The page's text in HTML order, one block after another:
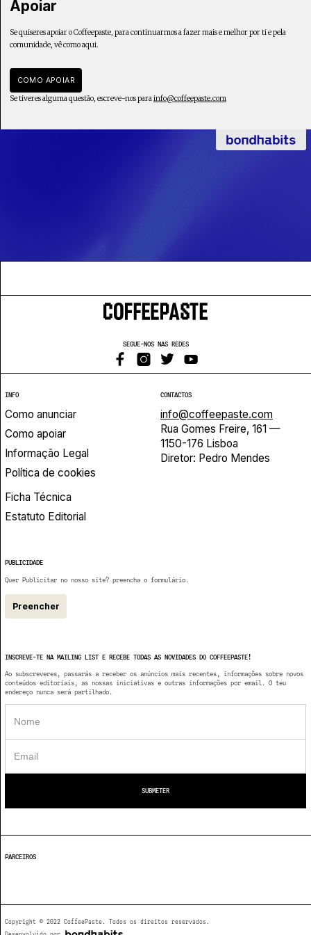
Apoiar
Se quiseres apoiar o Coffeepaste, para continuarmos a fazer mais e melhor por ti e pela
comunidade, vê como aqui.
COMO APOIAR
Se tiveres alguma questão, escreve-nos parainfo@coffeepaste.com
SEGUE-NOS NAS REDES
INFO
Como anunciar
Como apoiar
Informação Legal
Política de cookies
Ficha Técnica
Estatuto Editorial
CONTACTOS
info@coffeepaste.com
Rua Gomes Freire, 161 —
1150-176 Lisboa
Diretor: Pedro Mendes
PUBLICIDADE
Quer Publicitar no nosso site? preencha o formulário.
Preencher
INSCREVE-TE NA MAILING LIST E RECEBE TODAS AS NOVIDADES DO COFFEEPASTE!
Ao subscreveres, passarás a receber os anúncios mais recentes, informações sobre novos
conteúdos editoriais, as nossas iniciativas e outras informações por email. O teu
endereço nunca será partilhado.
PARCEIROS
Copyright © 2022 CoffeePaste. Todos os direitos reservados.